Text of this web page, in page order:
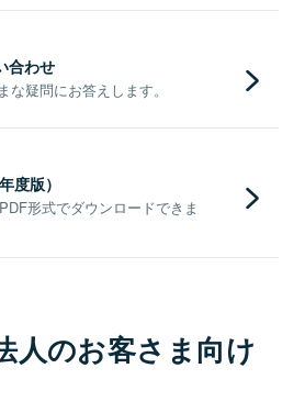
合わせ
疑問にお答えします。
度版）
形式でダウンロードできま
人のお客さま向け